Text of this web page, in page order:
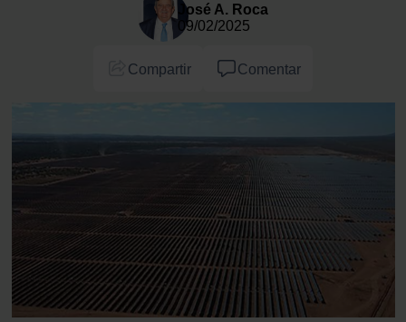
José A. Roca
09/02/2025
Compartir Comentar